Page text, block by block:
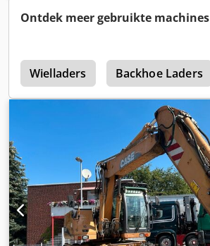
Ontdek meer gebruikte machines
Wielladers Backhoe Laders